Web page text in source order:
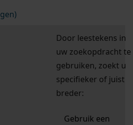
Door leestekens in
uw zoekopdracht te
gebruiken, zoekt u
specifieker of juist
breder:
Gebruik een